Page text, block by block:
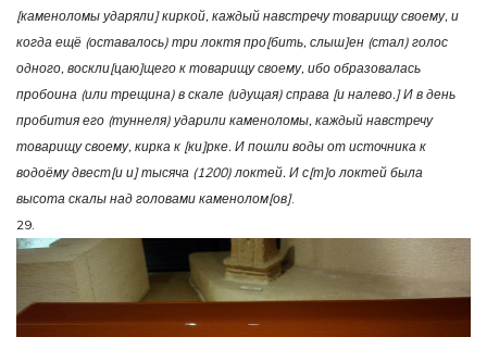
[каменоломы ударяли] киркой, каждый навстречу товарищу своему, и
когда ещё (оставалось) три локтя про[бить, слыш]ен (стал) голос
одного, воскли[цаю]щего к товарищу своему, ибо образовалась
пробоина (или трещина) в скале (идущая) справа [и налево.] И в день
пробития его (туннеля) ударили каменоломы, каждый навстречу
товарищу своему, кирка к [ки]рке. И пошли воды от источника к
водоёму двест[и и] тысяча (1200) локтей. И с[т]о локтей была
высота скалы над головами каменолом[ов].
29.